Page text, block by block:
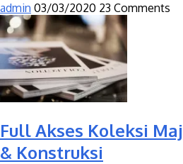
admin 03/03/2020 23 Comments
Full Akses Koleksi
& Konstruksi